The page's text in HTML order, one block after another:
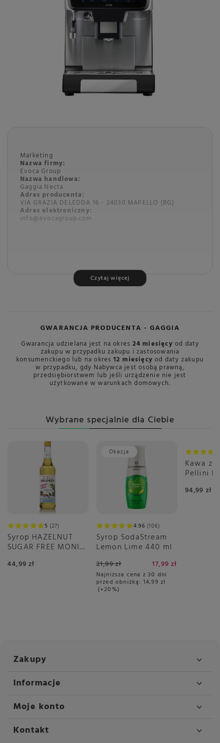
Marketing
Nazwa firmy:
Evoca Group
Nazwa handlowa:
Gaggia Necta
Adres producenta:
VIA GRAZIA DELEDDA 16 - 24030 MAPELLO (BG)
Adres elektroniczny:
info@evocagroup.com
Marka
GAGGIA
Podmiot odpowiedzialny za
Gaggia Necta
Cechy dodatkowe
pojemnik na produkty
instant
stalowa jednostka
zaparzająca
Ciśnienie
15 barów
Konserwacja ekspresu
Automatyczne czyszczenie
Automatyczne
odkamienianie
Komunikaty serwisowe
Maksymalna wysokość
80-180 mm
Miejsce zbiornika na wodę
Moc
3200W
Monitorowana ilość wody
nie dotyczy
Możliwość regulacji
Ilości wody
Temperatury kawy
Mocy kawy
Podwójna wylewka kawy
Czytaj więcej
GWARANCJA PRODUCENTA - GAGGIA
Gwarancja udzielana jest na okres 24 miesięcy od daty
zakupu w przypadku zakupu i zastosowania
konsumenckiego lub na okres 12 miesięcy od daty zakupu
w przypadku, gdy Nabywca jest osobą prawną,
przedsiębiorstwem lub jeśli urządzenie nie jest
użytkowane w warunkach domowych.
Wybrane specjalnie dla Ciebie
5 27
Syrop HAZELNUT
SUGAR FREE MONIN
44,99 zł
Okazja
4.96 106
Syrop SodaStream
Lemon Lime 440 ml
21,99 zł 17,99 zł
Najniższa cena z 30 dni
przed obniżką: 14,99 zł
+20%
Kawa
Pellini
94,99 zł
Zakupy
Informacje
Moje konto
Kontakt